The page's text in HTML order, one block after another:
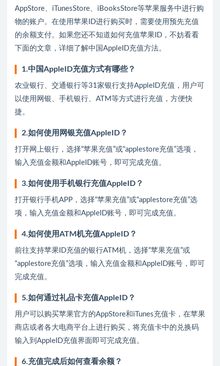
AppStore、iTunesStore、iBooksStore等苹果服务中进行购
物的账户。在使用苹果ID进行购买时，需要使用预先充值
的余额支付。如果您还不知道如何充值苹果ID，不妨看看
下面的文章，详细了解中国AppleID充值方法。
1.中国AppleID充值方式有哪些？
农业银行、交通银行等31家银行支持AppleID充值，用户可
以使用网银、手机银行、ATM等方式进行充值，方便快
捷。
2.如何使用网银充值AppleID？
打开网上银行，选择“苹果充值”或“applestore充值”选项，
输入充值金额和AppleID账号，即可完成充值。
3.如何使用手机银行充值AppleID？
打开银行手机APP，选择“苹果充值”或“applestore充值”选
项，输入充值金额和AppleID账号，即可完成充值。
4.如何使用ATM机充值AppleID？
前往支持苹果ID充值的银行ATM机，选择“苹果充值”或
“applestore充值”选项，输入充值金额和AppleID账号，即可
完成充值。
5.如何通过礼品卡充值AppleID？
用户可以购买苹果官方的AppStore和iTunes充值卡，在苹果
商店或者各大电商平台上进行购买，将充值卡中的兑换码
输入到AppleID充值界面即可完成充值。
6.充值完成后如何查看余额？